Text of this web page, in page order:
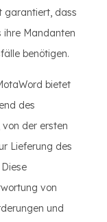
garantiert, dass
ihre Mandanten
benötigen.
bietet
des
der ersten
Lieferung des
von
und